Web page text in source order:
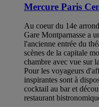
Mercure Paris
Au coeur du 14e
Gare Montparnasse a
l'ancienne entrée du
scènes de la capitale
chambre avec vue sur
Pour les voyageurs
inspirantes sont à
cocktail au bar et
restaurant